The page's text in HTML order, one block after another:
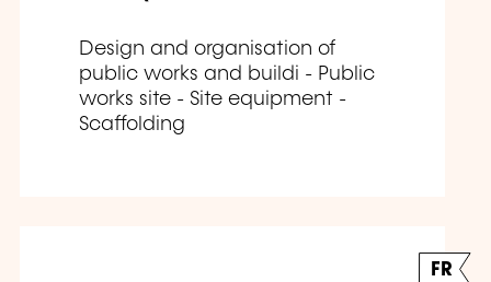
Design and organisation of
public works and buildi - Public
works site - Site equipment -
Scaffolding
FR